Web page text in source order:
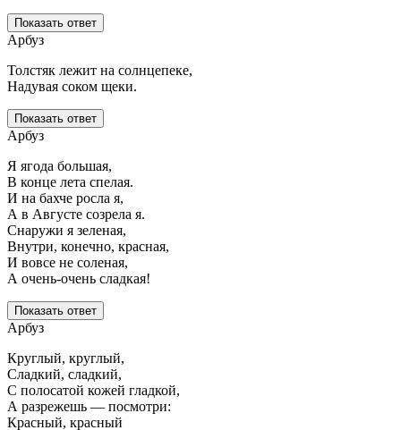
Показать ответ
Арбуз
Толстяк лежит на солнцепеке,
Надувая соком щеки.
Показать ответ
Арбуз
Я ягода большая,
В конце лета спелая.
И на бахче росла я,
А в Августе созрела я.
Снаружи я зеленая,
Внутри, конечно, красная,
И вовсе не соленая,
А очень-очень сладкая!
Показать ответ
Арбуз
Круглый, круглый,
Сладкий, сладкий,
С полосатой кожей гладкой,
А разрежешь — посмотри:
Красный, красный